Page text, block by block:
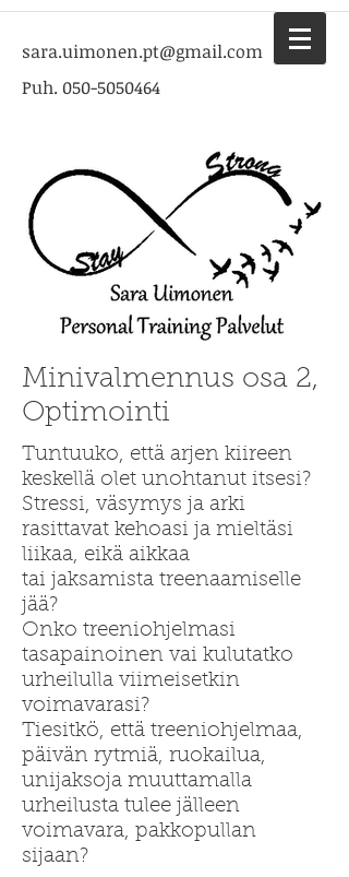
sara.uimonen.pt@gmail.com
Puh. 050-5050464
Minivalmennus osa 2,
Optimointi
Tuntuuko, että arjen kiireen
keskellä olet unohtanut itsesi?
Stressi, väsymys ja arki
rasittavat kehoasi ja mieltäsi
liikaa, eikä aikkaa
tai jaksamista treenaamiselle
jää?
Onko treeniohjelmasi
tasapainoinen vai kulutatko
urheilulla viimeisetkin
voimavarasi?
Tiesitkö, että treeniohjelmaa,
päivän rytmiä, ruokailua,
unijaksoja muuttamalla
urheilusta tulee jälleen
voimavara, pakkopullan
sijaan?